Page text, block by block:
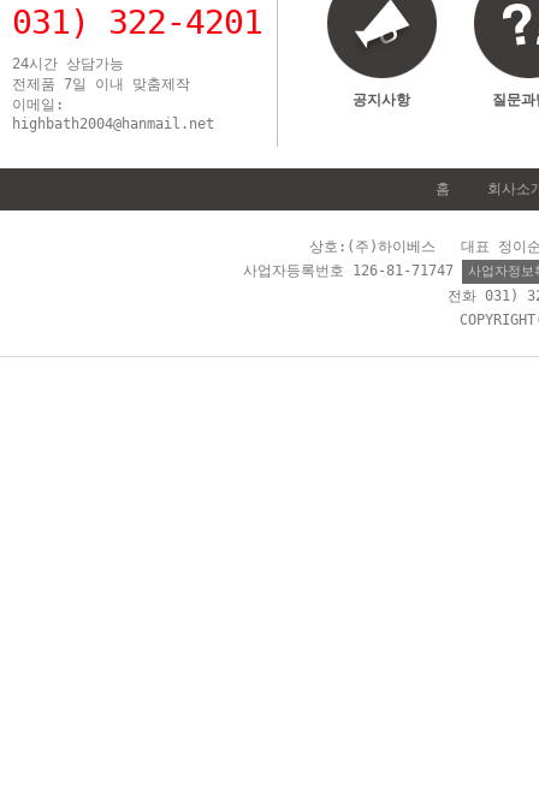
031) 322-4201
24시간 상담가능
전제품 7일 이내 맞춤제작
이메일:
highbath2004@hanmail.net
공지사항 질문과
홈 회사소
상호:(주)하이베스 대표 정이
사업자등록번호 126-81-71747
사업자정보
전화 031)